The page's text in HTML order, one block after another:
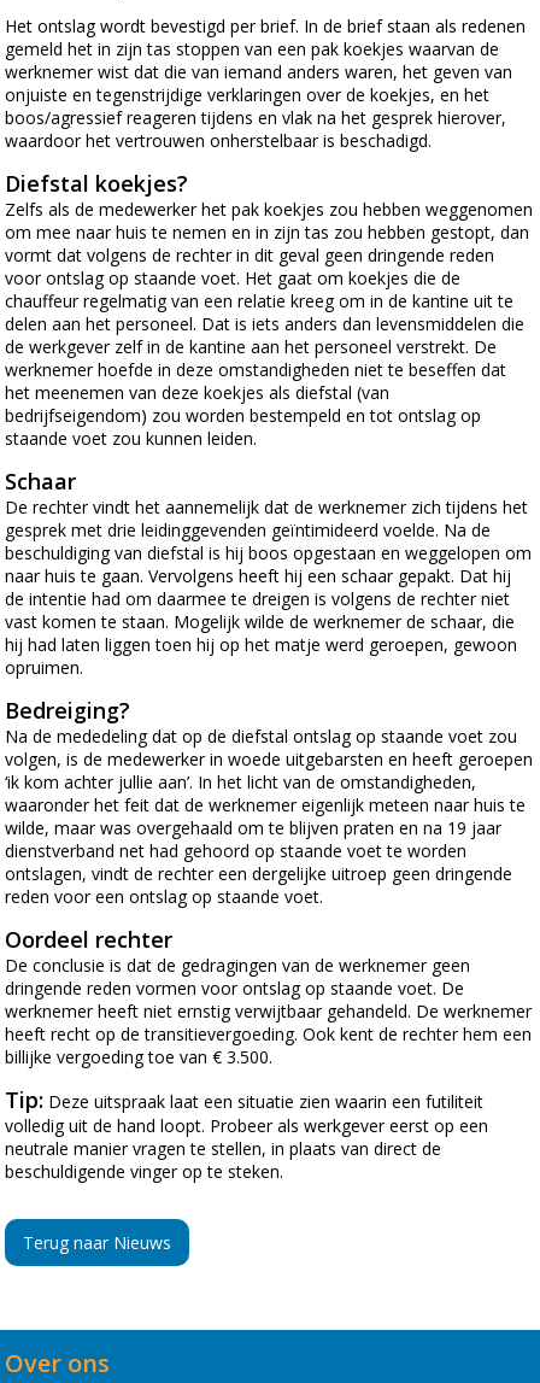
Het ontslag wordt bevestigd per brief. In de brief staan als redenen
gemeld het in zijn tas stoppen van een pak koekjes waarvan de
werknemer wist dat die van iemand anders waren, het geven van
onjuiste en tegenstrijdige verklaringen over de koekjes, en het
boos/agressief reageren tijdens en vlak na het gesprek hierover,
waardoor het vertrouwen onherstelbaar is beschadigd.
Diefstal koekjes?
Zelfs als de medewerker het pak koekjes zou hebben weggenomen
om mee naar huis te nemen en in zijn tas zou hebben gestopt, dan
vormt dat volgens de rechter in dit geval geen dringende reden
voor ontslag op staande voet. Het gaat om koekjes die de
chauffeur regelmatig van een relatie kreeg om in de kantine uit te
delen aan het personeel. Dat is iets anders dan levensmiddelen die
de werkgever zelf in de kantine aan het personeel verstrekt. De
werknemer hoefde in deze omstandigheden niet te beseffen dat
het meenemen van deze koekjes als diefstal (van
bedrijfseigendom) zou worden bestempeld en tot ontslag op
staande voet zou kunnen leiden.
Schaar
De rechter vindt het aannemelijk dat de werknemer zich tijdens het
gesprek met drie leidinggevenden geïntimideerd voelde. Na de
beschuldiging van diefstal is hij boos opgestaan en weggelopen om
naar huis te gaan. Vervolgens heeft hij een schaar gepakt. Dat hij
de intentie had om daarmee te dreigen is volgens de rechter niet
vast komen te staan. Mogelijk wilde de werknemer de schaar, die
hij had laten liggen toen hij op het matje werd geroepen, gewoon
opruimen.
Bedreiging?
Na de mededeling dat op de diefstal ontslag op staande voet zou
volgen, is de medewerker in woede uitgebarsten en heeft geroepen
‘ik kom achter jullie aan’. In het licht van de omstandigheden,
waaronder het feit dat de werknemer eigenlijk meteen naar huis te
wilde, maar was overgehaald om te blijven praten en na 19 jaar
dienstverband net had gehoord op staande voet te worden
ontslagen, vindt de rechter een dergelijke uitroep geen dringende
reden voor een ontslag op staande voet.
Oordeel rechter
De conclusie is dat de gedragingen van de werknemer geen
dringende reden vormen voor ontslag op staande voet. De
werknemer heeft niet ernstig verwijtbaar gehandeld. De werknemer
heeft recht op de transitievergoeding. Ook kent de rechter hem een
billijke vergoeding toe van € 3.500.
Tip: Deze uitspraak laat een situatie zien waarin een futiliteit
volledig uit de hand loopt. Probeer als werkgever eerst op een
neutrale manier vragen te stellen, in plaats van direct de
beschuldigende vinger op te steken.
Terug naar Nieuws
Over ons